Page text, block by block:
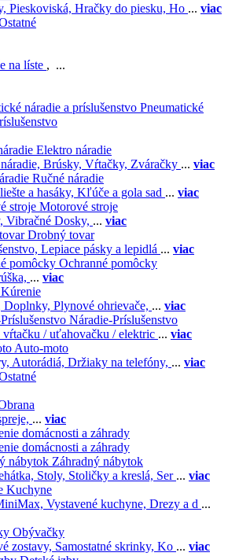
Pieskoviská, Hračky do piesku, Ho ... viac
na líste , ...
Pneumatické
Elektro náradie
Brúsky, Vŕtačky, Zváračky ... viac
Ručné náradie
a hasáky, Kľúče a gola sad ... viac
Motorové stroje
Vibračné Dosky, ... viac
Drobný tovar
Lepiace pásky a lepidlá ... viac
Ochranné pomôcky
... viac
Kúrenie
Doplnky, Plynové ohrievače, ... viac
Náradie-Príslušenstvo
vŕtačku / uťahovačku / elektric ... viac
Auto-moto
Autorádiá, Držiaky na telefóny, ... viac
... viac
domácnosti a záhrady
domácnosti a záhrady
Záhradný nábytok
Stoly, Stoličky a kreslá, Ser ... viac
Kuchyne
Vystavené kuchyne, Drezy a d ...
Obývačky
zostavy, Samostatné skrinky, Ko ... viac